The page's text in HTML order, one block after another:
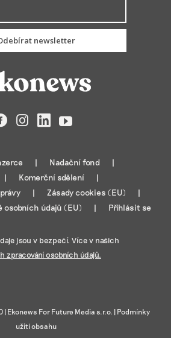
newsletter
FacebookInstagramLinkedIn
YouTube
Nadační fond
Komerční sdělení
Zásady cookies (EU)
osobních údajů (EU)
Přihlásit se
jsou v bezpečí. Více v našich
zpracování osobních údajů.
| Ekonews For Future Media s.r.o. | Podmínky
užití obsahu